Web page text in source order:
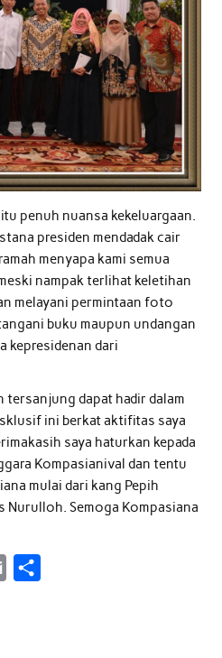
penuh nuansa kekeluargaan.
presiden mendadak cair
menyapa kami semua
nampak terlihat keletihan
melayani permintaan foto
buku maupun undangan
kepresidenan dari
tersanjung dapat hadir dalam
ini berkat aktifitas saya
saya haturkan kepada
Kompasianival dan tentu
mulai dari kang Pepih
Nurulloh. Semoga Kompasiana